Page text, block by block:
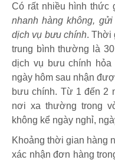
Có rất nhiều hình thức
nhanh hàng không,
dịch vụ bưu chính. Thời
trung bình thường là
dịch vụ bưu chính hỏa
ngày hôm sau nhận
bưu chính. Từ 1 đến 2
nơi xa thường trong
không kể ngày nghỉ,
Khoảng thời gian hàng
xác nhận đơn hàng